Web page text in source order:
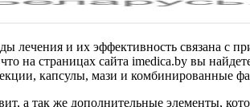
и их эффективность связана с
на страницах сайта imedica.by вы
капсулы, мази и комбинированные
так же дополнительные элементы,